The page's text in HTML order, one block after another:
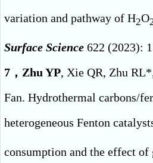
variation and pathway of H2O
Surface Science 622 (2023):
7，Zhu YP, Xie QR, Zhu
Fan. Hydrothermal carbons/
heterogeneous Fenton
consumption and the effect